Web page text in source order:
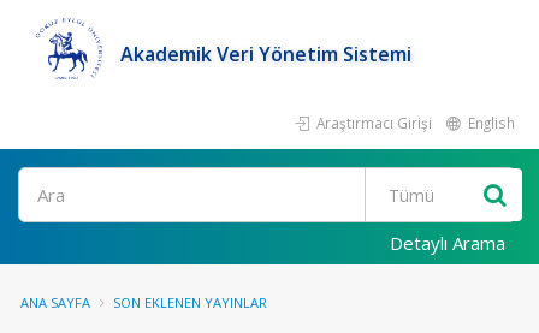
Akademik Veri Yönetim Sistemi
Araştırmacı Girişi English
Ara
Detaylı Arama
ANA SAYFA SON EKLENEN YAYINLAR